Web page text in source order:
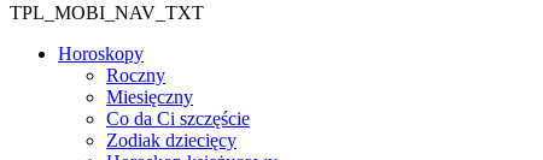
TPL_MOBI_NAV_TXT
Horoskopy
Roczny
Miesięczny
Co da Ci szczęście
Zodiak dziecięcy